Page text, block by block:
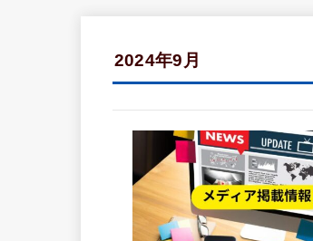
2024年9月